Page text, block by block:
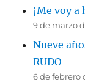
¡Me voy a
9 de marzo
Nueve
RUDO
6 de febrero